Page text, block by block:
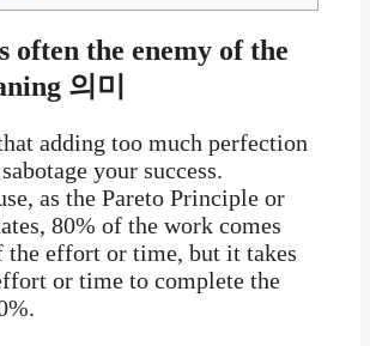
often the enemy of the
의미
adding too much perfection
your success.
as the Pareto Principle or
80% of the work comes
the effort or time, but it takes
or time to complete the